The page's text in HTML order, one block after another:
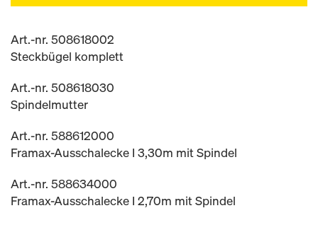
Art.-nr. 508618002
Steckbügel komplett
Art.-nr. 508618030
Spindelmutter
Art.-nr. 588612000
Framax-Ausschalecke I 3,30m mit Spindel
Art.-nr. 588634000
Framax-Ausschalecke I 2,70m mit Spindel